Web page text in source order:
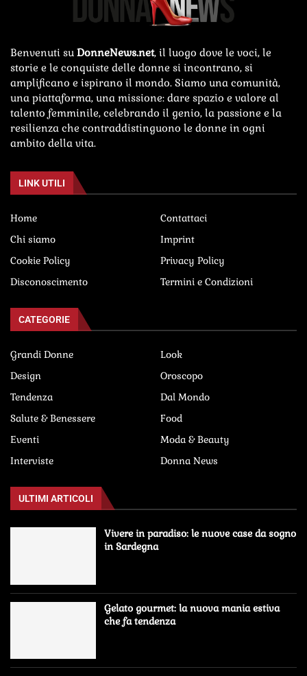
Benvenuti su DonneNews.net, il luogo dove le voci, le
storie e le conquiste delle donne si incontrano, si
amplificano e ispirano il mondo. Siamo una comunità,
una piattaforma, una missione: dare spazio e valore al
talento femminile, celebrando il genio, la passione e la
resilienza che contraddistinguono le donne in ogni
ambito della vita.
LINK UTILI
Home
Contattaci
Chi siamo
Imprint
Cookie Policy
Privacy Policy
Disconoscimento
Termini e Condizioni
CATEGORIE
Grandi Donne
Look
Design
Oroscopo
Tendenza
Dal Mondo
Salute & Benessere
Food
Eventi
Moda & Beauty
Interviste
Donna News
ULTIMI ARTICOLI
Vivere in paradiso: le nuove case da sogno
in Sardegna
Gelato gourmet: la nuova mania estiva
che fa tendenza